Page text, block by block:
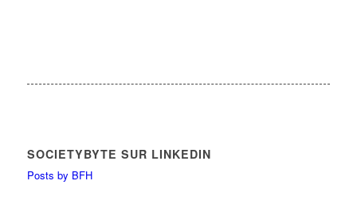
SOCIETYBYTE SUR LINKEDIN
Posts by BFH